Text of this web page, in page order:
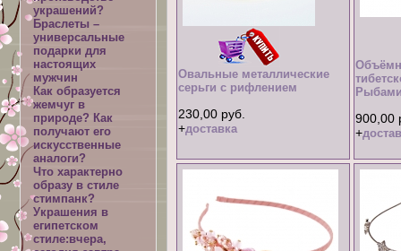
Овальные металлические
серьги с рифлением
230,00 руб.
+доставка
900,00
+
украшений?
Браслеты –
универсальные
подарки для
настоящих
мужчин
Как образуется
жемчуг в
природе? Как
получают его
искусственные
аналоги?
Что характерно
образу в стиле
стимпанк?
Украшения в
египетском
стиле:вчера,